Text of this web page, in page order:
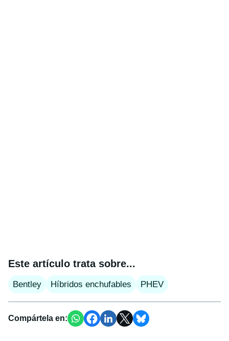
Este artículo trata sobre...
Bentley Híbridos enchufables PHEV
Compártela en: